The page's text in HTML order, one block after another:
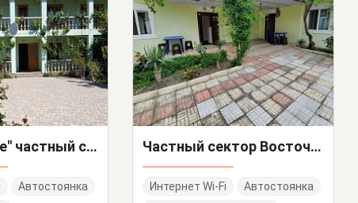
"Green House" частный сектор
Автостоянка
Частный сектор Восточное шоссе 18
Интернет Wi-Fi
Автостоянка